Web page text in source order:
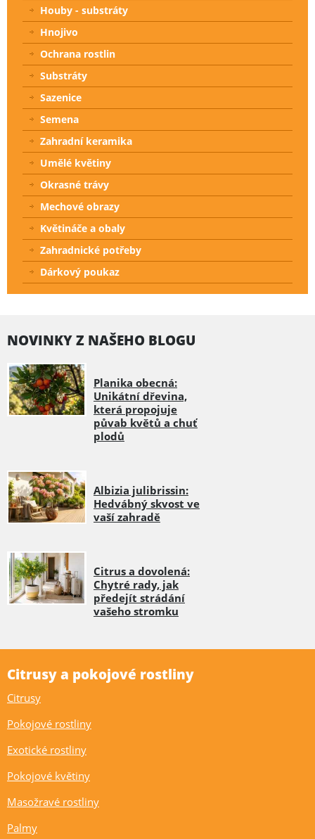
Houby - substráty
Hnojivo
Ochrana rostlin
Substráty
Sazenice
Semena
Zahradní keramika
Umělé květiny
Okrasné trávy
Mechové obrazy
Květináče a obaly
Zahradnické potřeby
Dárkový poukaz
NOVINKY Z NAŠEHO BLOGU
Planika obecná:
Unikátní dřevina,
která propojuje
půvab květů a chuť
plodů
Albizia julibrissin:
Hedvábný skvost ve
vaší zahradě
Citrus a dovolená:
Chytré rady, jak
předejít strádání
vašeho stromku
Citrusy a pokojové rostliny
Citrusy
Pokojové rostliny
Exotické rostliny
Pokojové květiny
Masožravé rostliny
Palmy